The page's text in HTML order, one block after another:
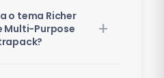
o tema Richer
Multi-Purpose